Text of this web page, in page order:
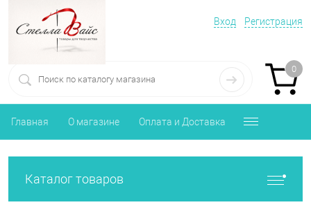
Вход Регистрация
0
Главная О магазине Оплата и Доставка
Каталог товаров